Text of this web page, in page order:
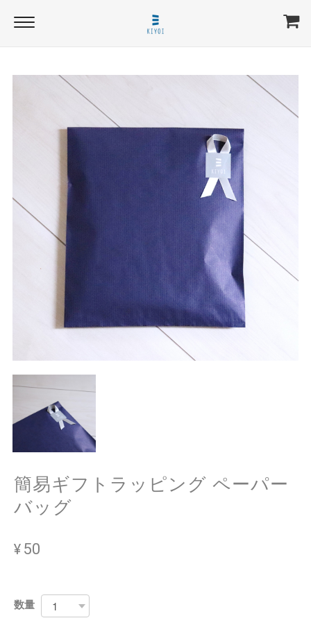
簡易ギフトラッピング ペーパー
バッグ
¥50
数量